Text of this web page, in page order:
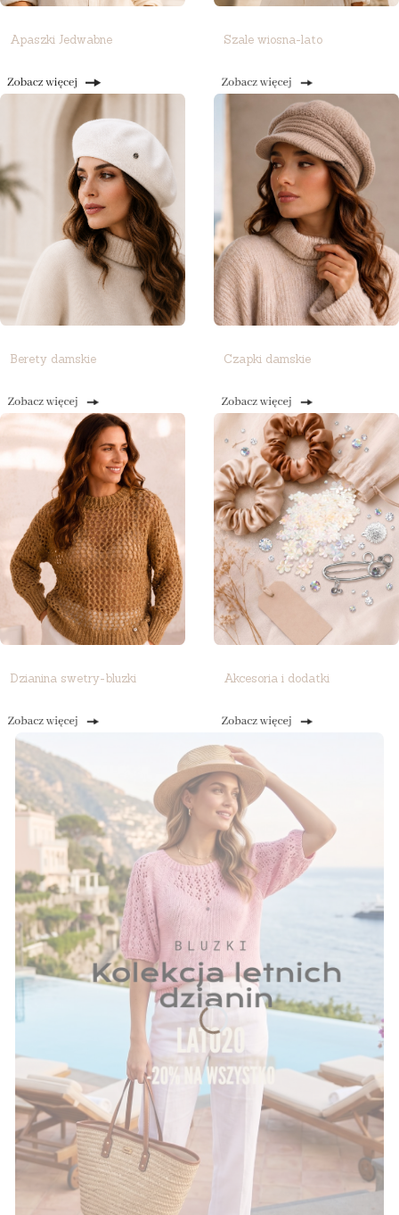
Apaszki Jedwabne Szale wiosna-lato
Berety damskie Czapki damskie
Dzianina swetry-bluzki Akcesoria i dodatki